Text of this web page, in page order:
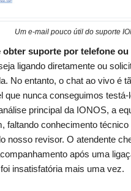
Um e-mail pouco útil do suporte
obter suporte por telefone
ligando diretamente ou
No entanto, o chat ao vivo é
que nunca conseguimos
principal da IONOS, a
faltando conhecimento
nosso revisor. O atendente
após uma
insatisfatória mais uma vez.